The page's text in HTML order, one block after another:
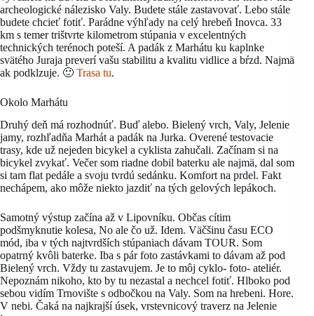
archeologické nálezisko Valy. Budete stále zastavovať. Lebo stále
budete chcieť fotiť. Parádne výhľady na celý hrebeň Inovca. 33
km s temer trištvrte kilometrom stúpania v excelentných
technických terénoch poteší. A padák z Marhátu ku kaplnke
svätého Juraja preverí vašu stabilitu a kvalitu vidlice a bŕzd. Najmä
ak podklzuje. 🙂 Trasa tu.
Okolo Marhátu
Druhý deň má rozhodnúť. Buď alebo. Bielený vrch, Valy, Jelenie
jamy, rozhľadňa Marhát a padák na Jurka. Overené testovacie
trasy, kde už nejeden bicykel a cyklista zahučali. Začínam si na
bicykel zvykať. Večer som riadne dobil baterku ale najmä, dal som
si tam flat pedále a svoju tvrdú sedánku. Komfort na prdel. Fakt
nechápem, ako môže niekto jazdiť na tých gelových lepákoch.
Samotný výstup začína až v Lipovníku. Občas cítim
podšmyknutie kolesa, No ale čo už. Idem. Väčšinu času ECO
mód, iba v tých najtvrdších stúpaniach dávam TOUR. Som
opatrný kvôli baterke. Iba s pár foto zastávkami to dávam až pod
Bielený vrch. Vždy tu zastavujem. Je to môj cyklo- foto- ateliér.
Nepoznám nikoho, kto by tu nezastal a nechcel fotiť. Hlboko pod
sebou vidím Trnovište s odbočkou na Valy. Som na hrebeni. Hore.
V nebi. Čaká na najkrajší úsek, vrstevnicový traverz na Jelenie